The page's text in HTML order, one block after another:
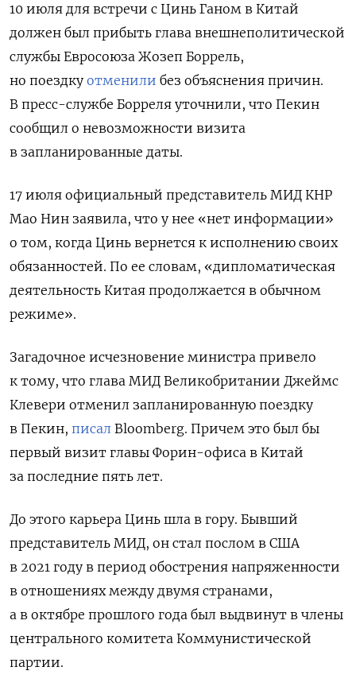
10 июля для встречи с Цинь Ганом в Китай
должен был прибыть глава внешнеполитической
службы Евросоюза Жозеп Боррель,
но поездку отменили без объяснения причин.
В пресс-службе Борреля уточнили, что Пекин
сообщил о невозможности визита
в запланированные даты.
17 июля официальный представитель МИД КНР
Мао Нин заявила, что у нее «нет информации»
о том, когда Цинь вернется к исполнению своих
обязанностей. По ее словам, «дипломатическая
деятельность Китая продолжается в обычном
режиме».
Загадочное исчезновение министра привело
к тому, что глава МИД Великобритании Джеймс
Клевери отменил запланированную поездку
в Пекин, писал Bloomberg. Причем это был бы
первый визит главы Форин-офиса в Китай
за последние пять лет.
До этого карьера Цинь шла в гору. Бывший
представитель МИД, он стал послом в США
в 2021 году в период обострения напряженности
в отношениях между двумя странами,
а в октябре прошлого года был выдвинут в члены
центрального комитета Коммунистической
партии.